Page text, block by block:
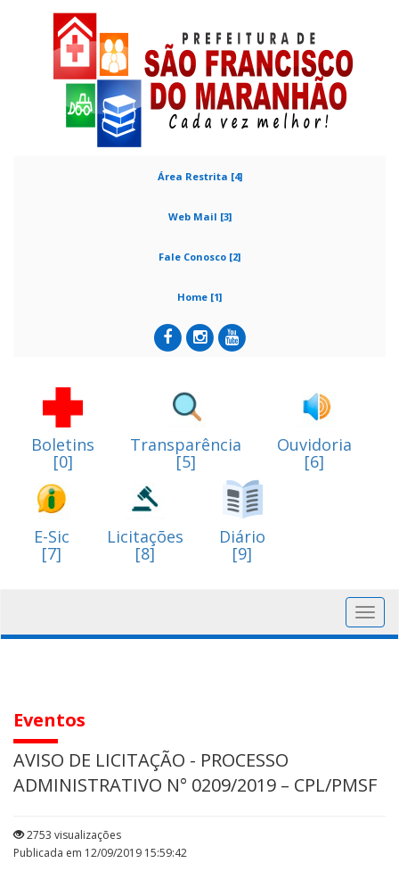
Área Restrita [4]
Web Mail [3]
Fale Conosco [2]
Home [1]
Boletins
[0]
Transparência
[5]
Ouvidoria
[6]
E-Sic
[7]
Licitações
[8]
Diário
[9]
Eventos
AVISO DE LICITAÇÃO - PROCESSO
ADMINISTRATIVO N° 0209/2019 – CPL/PMSF
2753 visualizações
Publicada em 12/09/2019 15:59:42